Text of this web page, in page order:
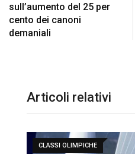
sull’aumento del 25 per
cento dei canoni
demaniali
Articoli relativi
CLASSI OLIMPICHE